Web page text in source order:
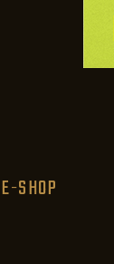
E-SHOP